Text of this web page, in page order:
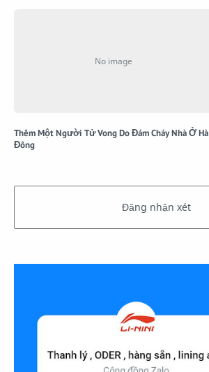
Thêm Một Người Tử Vong Do Đám Cháy Nhà Ở Hà
Đông